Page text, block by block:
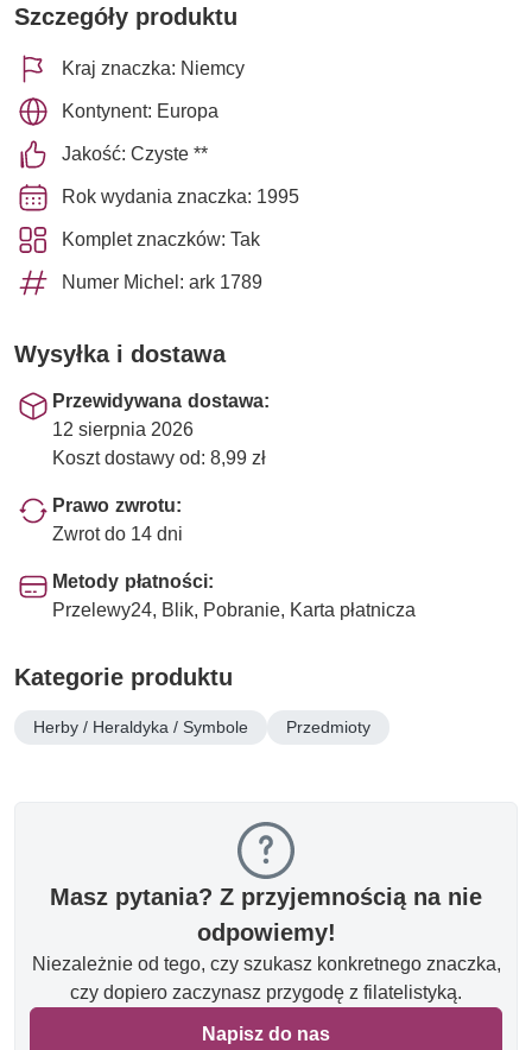
Szczegóły produktu
Kraj znaczka: Niemcy
Kontynent: Europa
Jakość: Czyste **
Rok wydania znaczka: 1995
Komplet znaczków: Tak
Numer Michel: ark 1789
Wysyłka i dostawa
Przewidywana dostawa:
12 sierpnia 2026
Koszt dostawy od: 8,99 zł
Prawo zwrotu:
Zwrot do 14 dni
Metody płatności:
Przelewy24, Blik, Pobranie, Karta płatnicza
Kategorie produktu
Herby / Heraldyka / Symbole Przedmioty
Masz pytania? Z przyjemnością na nie
odpowiemy!
Niezależnie od tego, czy szukasz konkretnego znaczka,
czy dopiero zaczynasz przygodę z filatelistyką.
Napisz do nas